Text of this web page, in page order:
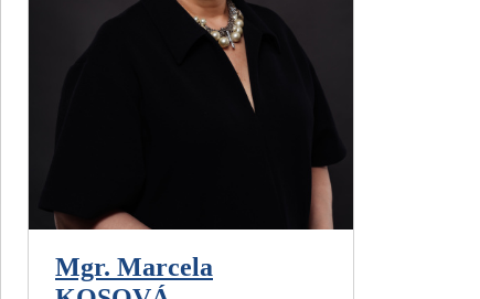
Mgr. Marcela